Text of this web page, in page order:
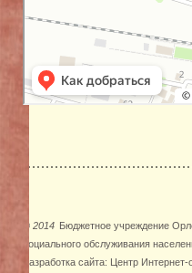
© 2014 Бюджетное учреждение
социального обслуживания
Разработка сайта:
Центр